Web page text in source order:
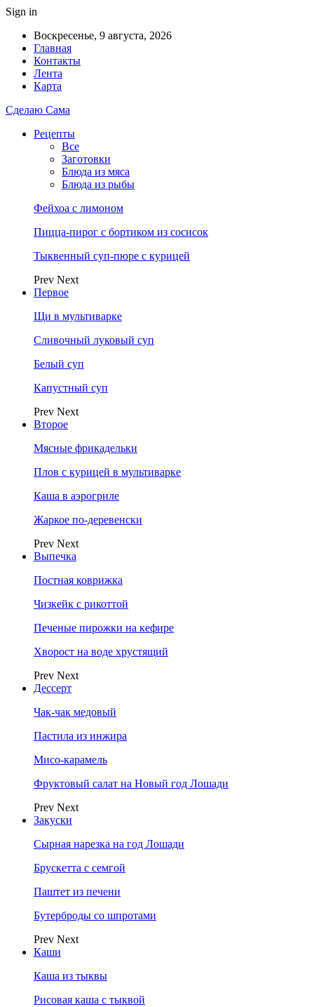
Sign in
Воскресенье, 9 августа, 2026
Главная
Контакты
Лента
Карта
Сделаю Сама
Рецепты
Все
Заготовки
Блюда из мяса
Блюда из рыбы
Фейхоа с лимоном
Пицца-пирог с бортиком из сосисок
Тыквенный суп-пюре с курицей
Prev Next
Первое
Щи в мультиварке
Сливочный луковый суп
Белый суп
Капустный суп
Prev Next
Второе
Мясные фрикадельки
Плов с курицей в мультиварке
Каша в аэрогриле
Жаркое по-деревенски
Prev Next
Выпечка
Постная коврижка
Чизкейк с рикоттой
Печеные пирожки на кефире
Хворост на воде хрустящий
Prev Next
Дессерт
Чак-чак медовый
Пастила из инжира
Мисо-карамель
Фруктовый салат на Новый год Лошади
Prev Next
Закуски
Сырная нарезка на год Лошади
Брускетта с семгой
Паштет из печени
Бутерброды со шпротами
Prev Next
Каши
Каша из тыквы
Рисовая каша с тыквой